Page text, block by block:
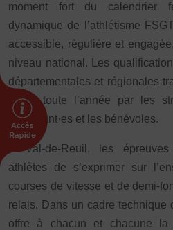
JE SOUHAITE M’AFFILIER
Affiliation
Réaffiliation
Prise de licence
JE SOUHAITE TROUVER
JE SOUHAITE ADHÉRER
Affiliation
Honorabilité
Licence Omnisports
Certificat Médical
Assurance
moment fort du calendrier
dynamique de l’athlétisme
accessible, régulière et
niveau national. Les
départementales et régionales
mené toute l’année par les
encadrant·es et les bénévoles.
À Val-de-Reuil, les
athlètes de s’exprimer sur
courses de vitesse et de demi-
relais. Dans un cadre technique
offre à chacun et chacune